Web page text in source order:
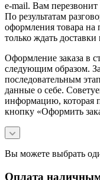
e-mail. Вам перезвонит
По результатам
оформления товара на
только ждать
Оформление заказа в
следующим образом.
последовательным
данные о себе.
информацию, которая
кнопку «Оформить
Вы можете выбрать
Оплата